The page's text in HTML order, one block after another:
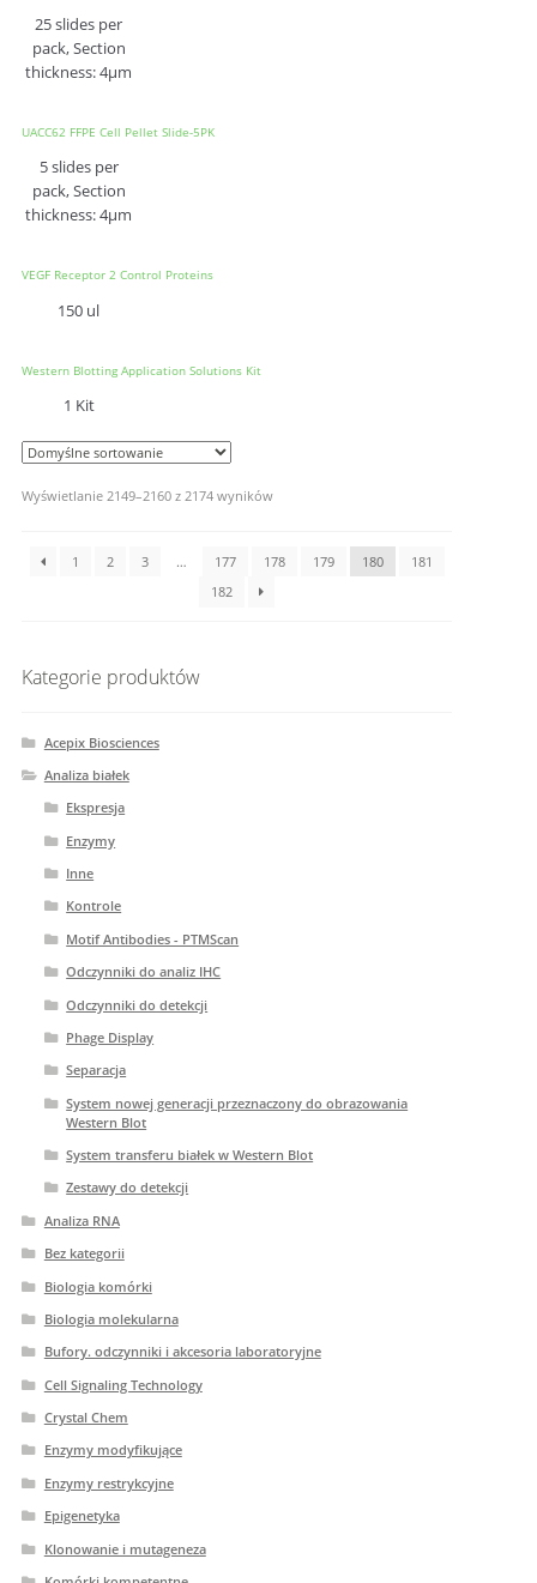
25 slides per
pack, Section
thickness: 4μm
UACC62 FFPE Cell Pellet Slide-5PK
5 slides per
pack, Section
thickness: 4μm
VEGF Receptor 2 Control Proteins
150 ul
Western Blotting Application Solutions Kit
1 Kit
Wyświetlanie 2149–2160 z 2174 wyników
1 2 3 … 177 178 179 180
181
182
Kategorie produktów
Acepix Biosciences
Analiza białek
Ekspresja
Enzymy
Inne
Kontrole
Motif Antibodies - PTMScan
Odczynniki do analiz IHC
Odczynniki do detekcji
Phage Display
Separacja
System nowej generacji przeznaczony do obrazowania
Western Blot
System transferu białek w Western Blot
Zestawy do detekcji
Analiza RNA
Bez kategorii
Biologia komórki
Biologia molekularna
Bufory. odczynniki i akcesoria laboratoryjne
Cell Signaling Technology
Crystal Chem
Enzymy modyfikujące
Enzymy restrykcyjne
Epigenetyka
Klonowanie i mutageneza